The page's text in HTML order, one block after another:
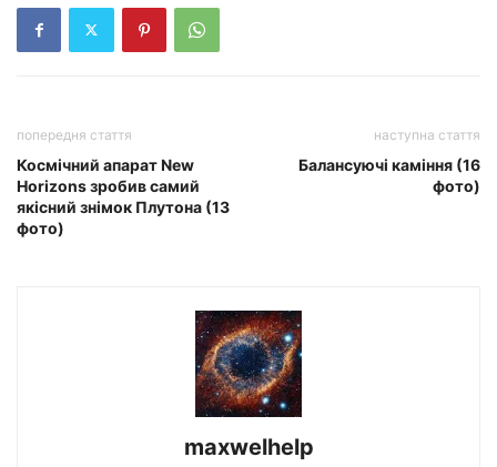
попередня стаття
Космічний апарат New
Horizons зробив самий
якісний знімок Плутона (13
фото)
наступна стаття
Балансуючі каміння (16
фото)
maxwelhelp